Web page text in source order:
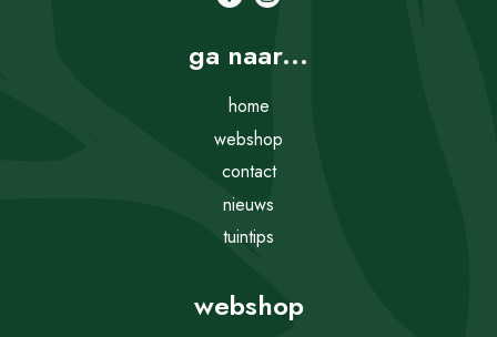
ga naar...
home
webshop
contact
nieuws
tuintips
webshop